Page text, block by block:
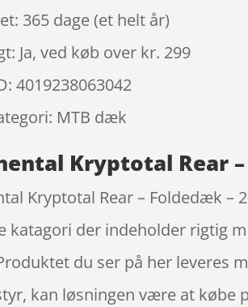
365 dage (et helt år)
Ja, ved køb over kr. 299
4019238063042
MTB dæk
Kryptotal Rear
Kryptotal Rear – Foldedæk –
katagori der indeholder rigtig
du ser på her leveres
kan løsningen være at købe